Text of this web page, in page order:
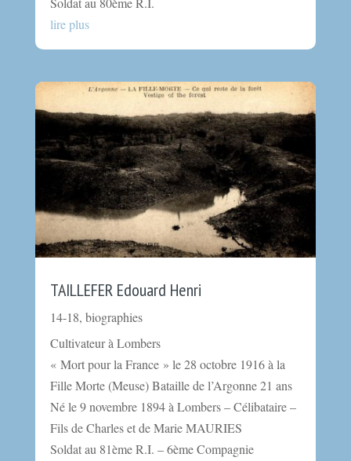
lire plus
TAILLEFER Edouard Henri
14-18, biographies
Cultivateur à Lombers
« Mort pour la France » le 28 octobre 1916 à la
Fille Morte (Meuse) Bataille de l’Argonne 21 ans
Né le 9 novembre 1894 à Lombers – Célibataire –
Fils de Charles et de Marie MAURIES
Soldat au 81ème R.I. – 6ème Compagnie